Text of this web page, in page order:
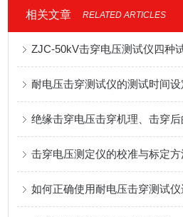
相关文章 RELATED ARTICLES
耐电压击穿测试仪的测试时间
绝缘击穿电压击穿机理、击穿后
击穿电压测定仪的校准与标定方
如何正确使用耐电压击穿测试